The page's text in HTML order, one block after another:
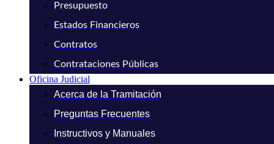
Presupuesto
Estados Financieros
Contratos
Contrataciones Públicas
Oficina Judicial
Acerca de la Tramitación
Preguntas Frecuentes
Instructivos y Manuales